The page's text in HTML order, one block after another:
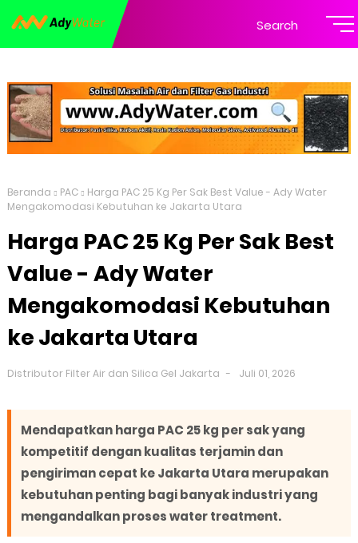
Search
Beranda PAC
Harga PAC 25 Kg Per Sak Best Value - Ady Water
Mengakomodasi Kebutuhan ke Jakarta Utara
Harga PAC 25 Kg Per Sak Best
Value - Ady Water
Mengakomodasi Kebutuhan
ke Jakarta Utara
Distributor Filter Air dan Silica Gel Jakarta Juli 01, 2026
Mendapatkan harga PAC 25 kg per sak yang
kompetitif dengan kualitas terjamin dan
pengiriman cepat ke Jakarta Utara merupakan
kebutuhan penting bagi banyak industri yang
mengandalkan proses water treatment.